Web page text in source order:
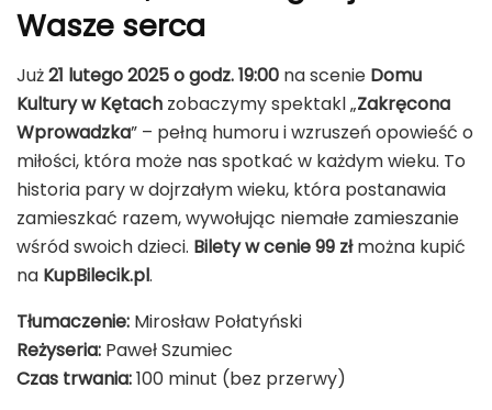
Wasze serca
Już21 lutego 2025 o godz. 19:00 na scenie Domu
Kultury w Kętach zobaczymy spektakl „Zakręcona
Wprowadzka” – pełną humoru i wzruszeń opowieść o
miłości, która może nas spotkać w każdym wieku. To
historia pary w dojrzałym wieku, która postanawia
zamieszkać razem, wywołując niemałe zamieszanie
wśród swoich dzieci. Bilety w cenie 99 złmożna kupić
na KupBilecik.pl.
Tłumaczenie: Mirosław Połatyński
Reżyseria: Paweł Szumiec
Czas trwania:100 minut (bez przerwy)